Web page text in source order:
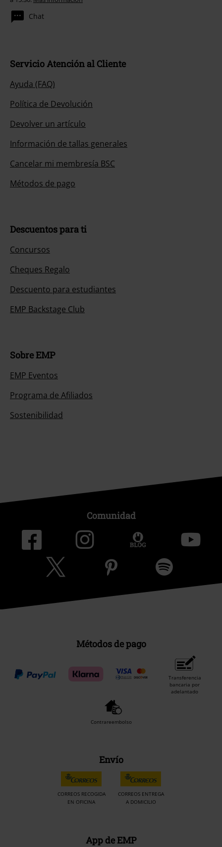
Chat
Servicio Atención al Cliente
Ayuda (FAQ)
Política de Devolución
Devolver un artículo
Información de tallas generales
Cancelar mi membresía BSC
Métodos de pago
Descuentos para ti
Concursos
Cheques Regalo
Descuento para estudiantes
EMP Backstage Club
Sobre EMP
EMP Eventos
Programa de Afiliados
Sostenibilidad
Comunidad
Métodos de pago
Transferencia
bancaria por
adelantado
Contrareembolso
Envío
CORREOS RECOGIDA
EN OFICINA
CORREOS ENTREGA
A DOMICILIO
App de EMP